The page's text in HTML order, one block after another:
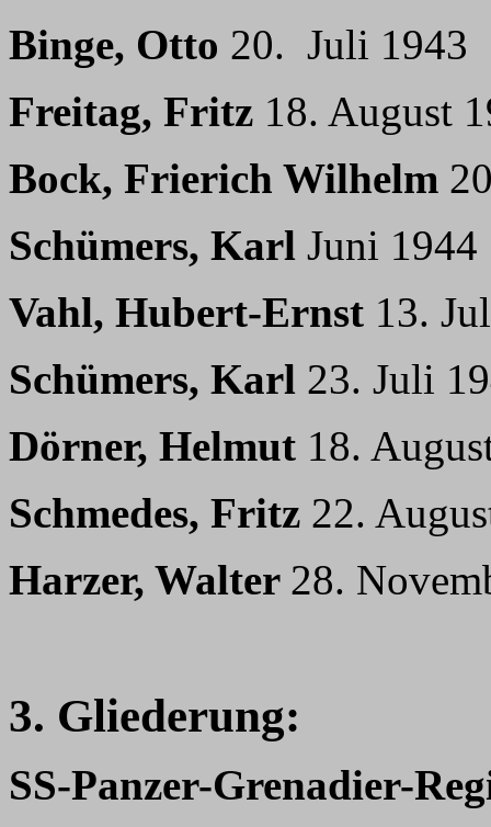
Binge, Otto 20. Juli 1943
Freitag, Fritz 18. August
Bock, Frierich Wilhelm
Schümers, Karl Juni 1944
Vahl, Hubert-Ernst 13.
Schümers, Karl 23. Juli
Dörner, Helmut 18.
Schmedes, Fritz 22.
Harzer, Walter 28.
3. Gliederung:
SS-Panzer-Grenadier-